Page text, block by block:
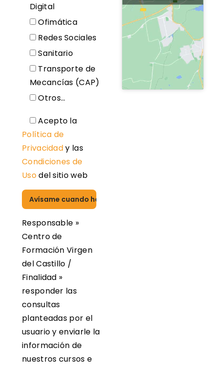
Digital
Ofimática
Redes Sociales
Sanitario
Transporte de
Mecancías (CAP)
Otros...
Acepto la
Política de
Privacidady las
Condiciones de
Usodel sitio web
Por favor, deja este campo vacío.
Responsable »
Centro de
Formación Virgen
del Castillo /
Finalidad »
responder las
consultas
planteadas por el
usuario y enviarle la
información de
nuestros cursos e